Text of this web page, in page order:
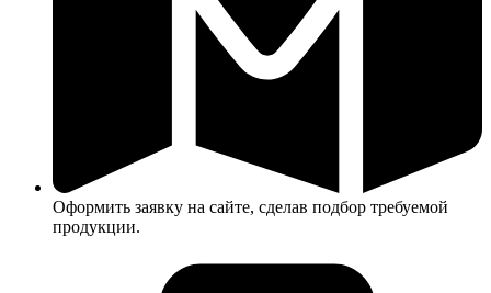
Оформить заявку на сайте, сделав подбор требуемой
продукции.